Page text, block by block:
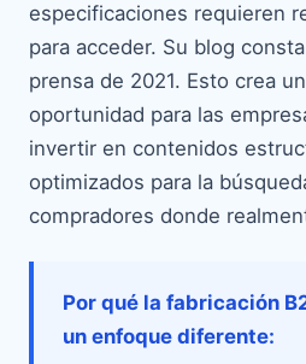
especificaciones requieren
para acceder. Su blog
prensa de 2021. Esto crea
oportunidad para las
invertir en contenidos
optimizados para la
compradores donde
Por qué la fabricación
un enfoque diferente: